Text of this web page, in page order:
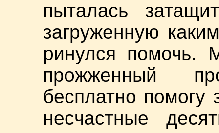
пыталась
загруженную
ринулся помочь.
прожженный
бесплатно помогу
несчастные